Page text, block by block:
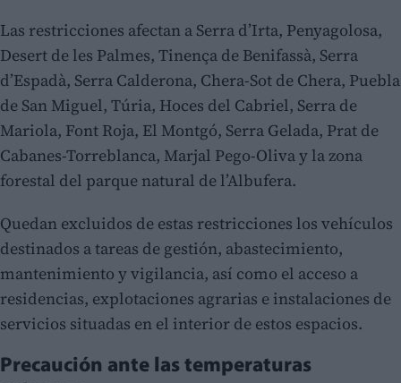
Las restricciones afectan a Serra d’Irta, Penyagolosa,
Desert de les Palmes, Tinença de Benifassà, Serra
d’Espadà, Serra Calderona, Chera-Sot de Chera, Puebla
de San Miguel, Túria, Hoces del Cabriel, Serra de
Mariola, Font Roja, El Montgó, Serra Gelada, Prat de
Cabanes-Torreblanca, Marjal Pego-Oliva y la zona
forestal del parque natural de l’Albufera.
Quedan excluidos de estas restricciones los vehículos
destinados a tareas de gestión, abastecimiento,
mantenimiento y vigilancia, así como el acceso a
residencias, explotaciones agrarias e instalaciones de
servicios situadas en el interior de estos espacios.
Precaución ante las temperaturas